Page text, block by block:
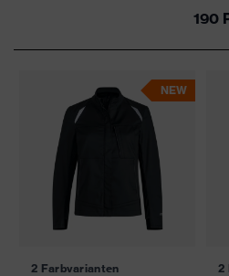
190
NEW
2 Farbvarianten 2